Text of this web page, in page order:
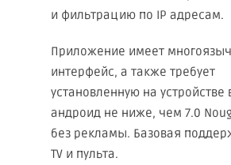
и фильтрацию по IP адресам.
Приложение имеет
интерфейс, а также требует
установленную на устройстве
андроид не ниже, чем 7.0
без рекламы. Базовая
TV и пульта.